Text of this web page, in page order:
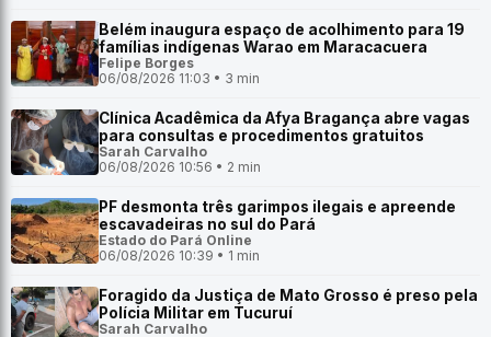
Belém inaugura espaço de acolhimento para 19
famílias indígenas Warao em Maracacuera
Felipe Borges
06/08/2026 11:03 • 3 min
Clínica Acadêmica da Afya Bragança abre vagas
para consultas e procedimentos gratuitos
Sarah Carvalho
06/08/2026 10:56 • 2 min
PF desmonta três garimpos ilegais e apreende
escavadeiras no sul do Pará
Estado do Pará Online
06/08/2026 10:39 • 1 min
Foragido da Justiça de Mato Grosso é preso pela
Polícia Militar em Tucuruí
Sarah Carvalho